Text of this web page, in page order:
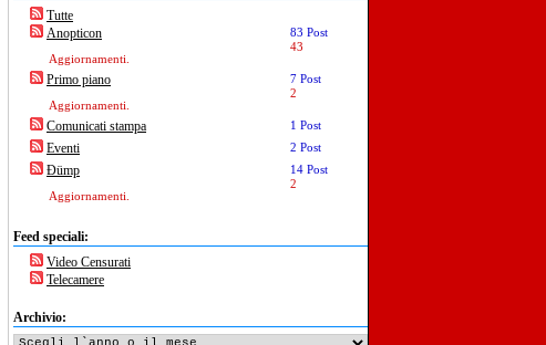
Tutte
Anopticon
83 Post
43
Aggiornamenti.
Primo piano
7 Post
2
Aggiornamenti.
Comunicati stampa 1 Post
Eventi 2 Post
Ðümp
14 Post
2
Aggiornamenti.
Feed speciali:
Video Censurati
Telecamere
Archivio: